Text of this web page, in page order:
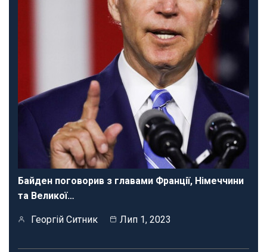
Байден поговорив з главами Франції, Німеччини
та Великої…
Георгій Ситник Лип 1, 2023